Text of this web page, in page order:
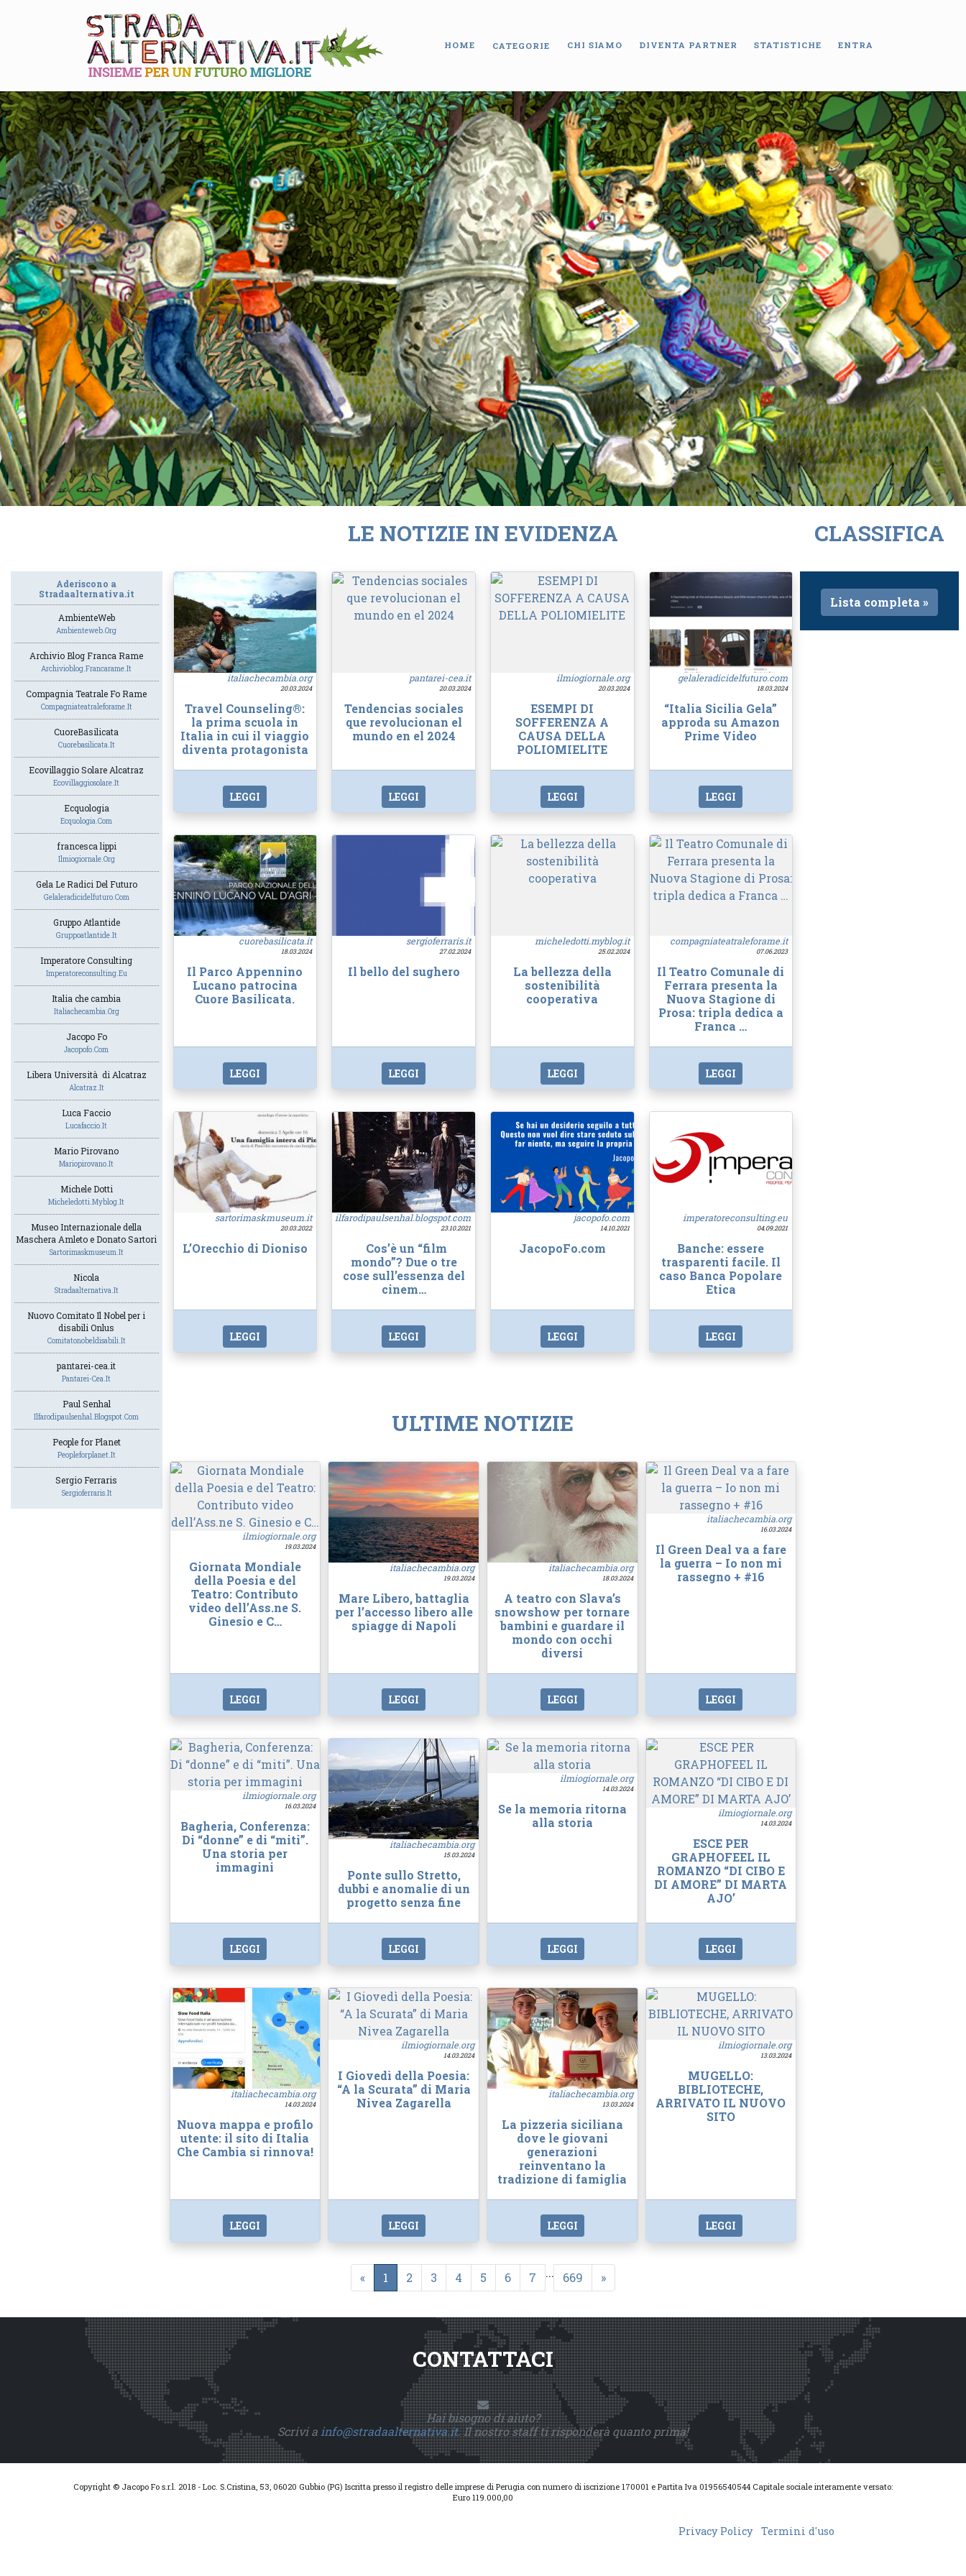
HOME CATEGORIE CHI SIAMO DIVENTA PARTNER STATISTICHE ENTRA
Aderiscono a
Stradaalternativa.it
AmbienteWeb
Ambienteweb.org
Archivio Blog Franca Rame
Archivioblog.francarame.it
Compagnia Teatrale Fo Rame
Compagniateatraleforame.it
CuoreBasilicata
Cuorebasilicata.it
Ecovillaggio Solare Alcatraz
Ecovillaggiosolare.it
Ecquologia
Ecquologia.com
francesca lippi
Ilmiogiornale.org
Gela Le Radici Del Futuro
Gelaleradicidelfuturo.com
Gruppo Atlantide
Gruppoatlantide.it
Imperatore Consulting
Imperatoreconsulting.eu
Italia che cambia
Italiachecambia.org
Jacopo Fo
Jacopofo.com
Libera Università di Alcatraz
Alcatraz.it
Luca Faccio
Lucafaccio.it
Mario Pirovano
Mariopirovano.it
Michele Dotti
Micheledotti.myblog.it
Museo Internazionale della
Maschera Amleto e Donato Sartori
Sartorimaskmuseum.it
Nicola
Stradaalternativa.it
Nuovo Comitato Il Nobel per i
disabili Onlus
Comitatonobeldisabili.it
pantarei-cea.it
Pantarei-Cea.it
Paul Senhal
Ilfarodipaulsenhal.blogspot.com
People for Planet
Peopleforplanet.it
Sergio Ferraris
Sergioferraris.it
LE NOTIZIE IN EVIDENZA
italiachecambia.org
20.03.2024
Travel Counseling®:
la prima scuola in
Italia in cui il viaggio
diventa protagonista
LEGGI
pantarei-cea.it
20.03.2024
Tendencias sociales
que revolucionan el
mundo en el 2024
LEGGI
ilmiogiornale.org
20.03.2024
ESEMPI DI
SOFFERENZA A
CAUSA DELLA
POLIOMIELITE
LEGGI
gelaleradicidelfuturo.com
18.03.2024
“Italia Sicilia Gela”
approda su Amazon
Prime Video
LEGGI
cuorebasilicata.it
18.03.2024
Il Parco Appennino
Lucano patrocina
Cuore Basilicata.
LEGGI
sergioferraris.it
27.02.2024
Il bello del sughero
LEGGI
micheledotti.myblog.it
25.02.2024
La bellezza della
sostenibilità
cooperativa
LEGGI
compagniateatraleforame.it
07.06.2023
Il Teatro Comunale di
Ferrara presenta la
Nuova Stagione di
Prosa: tripla dedica a
Franca …
LEGGI
sartorimaskmuseum.it
20.03.2022
L’Orecchio di Dioniso
LEGGI
ilfarodipaulsenhal.blogspot.com
23.10.2021
Cos’è un “film
mondo”? Due o tre
cose sull’essenza del
cinem…
LEGGI
jacopofo.com
14.10.2021
JacopoFo.com
LEGGI
imperatoreconsulting.eu
04.09.2021
Banche: essere
trasparenti facile. Il
caso Banca Popolare
Etica
LEGGI
ULTIME NOTIZIE
ilmiogiornale.org
19.03.2024
Giornata Mondiale
della Poesia e del
Teatro: Contributo
video dell’Ass.ne S.
Ginesio e C…
LEGGI
italiachecambia.org
19.03.2024
Mare Libero, battaglia
per l’accesso libero alle
spiagge di Napoli
LEGGI
italiachecambia.org
18.03.2024
A teatro con Slava’s
snowshow per tornare
bambini e guardare il
mondo con occhi
diversi
LEGGI
italiachecambia.org
16.03.2024
Il Green Deal va a fare
la guerra – Io non mi
rassegno + #16
LEGGI
ilmiogiornale.org
16.03.2024
Bagheria, Conferenza:
Di “donne” e di “miti”.
Una storia per
immagini
LEGGI
italiachecambia.org
15.03.2024
Ponte sullo Stretto,
dubbi e anomalie di un
progetto senza fine
LEGGI
ilmiogiornale.org
14.03.2024
Se la memoria ritorna
alla storia
LEGGI
ilmiogiornale.org
14.03.2024
ESCE PER
GRAPHOFEEL IL
ROMANZO “DI CIBO E
DI AMORE” DI MARTA
AJO’
LEGGI
italiachecambia.org
14.03.2024
Nuova mappa e profilo
utente: il sito di Italia
Che Cambia si rinnova!
LEGGI
ilmiogiornale.org
14.03.2024
I Giovedì della Poesia:
“A la Scurata” di Maria
Nivea Zagarella
LEGGI
italiachecambia.org
13.03.2024
La pizzeria siciliana
dove le giovani
generazioni
reinventano la
tradizione di famiglia
LEGGI
ilmiogiornale.org
13.03.2024
MUGELLO:
BIBLIOTECHE,
ARRIVATO IL NUOVO
SITO
LEGGI
« 1 2 3 4 5 6 7 ... 669 »
CLASSIFICA
Lista completa »
CONTATTACI
Hai bisogno di aiuto?
Scrivi a info@stradaalternativa.it. Il nostro staff ti risponderà quanto prima!
Copyright © Jacopo Fo s.r.l. 2018 - Loc. S.Cristina, 53, 06020 Gubbio (PG) Iscritta presso il registro delle imprese di Perugia con numero di iscrizione 170001 e Partita Iva 01956540544 Capitale sociale interamente versato:
Euro 119.000,00
Privacy Policy Termini d'uso